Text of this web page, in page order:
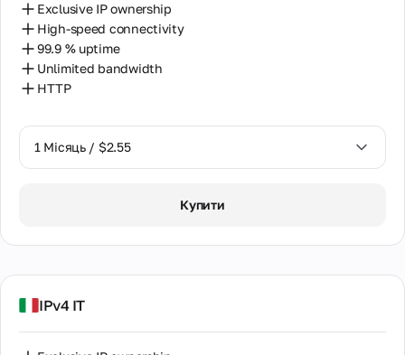
Exclusive IP ownership
High-speed connectivity
99.9 % uptime
Unlimited bandwidth
HTTP
1 Місяць / $2.55
Купити
IPv4 IT